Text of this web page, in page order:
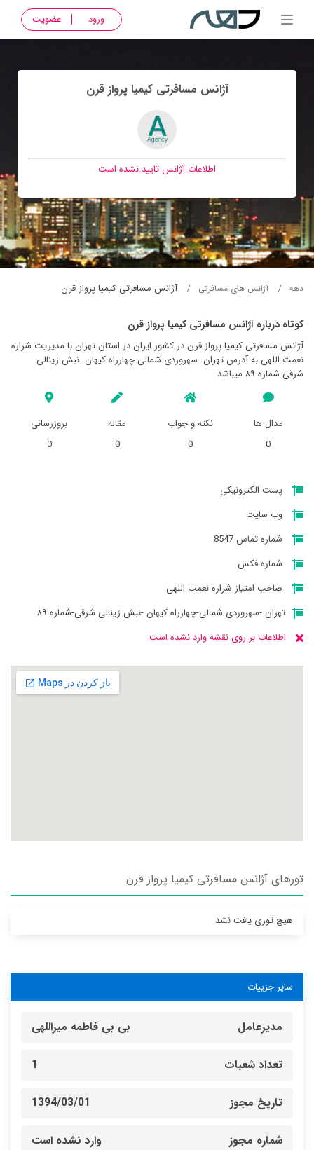
ورود عضویت
آژانس مسافرتی کيميا پرواز قرن
اطلاعات آژانس تایید نشده است
دهه آژانس های مسافرتی آژانس مسافرتی کيميا پرواز قرن
کوتاه درباره آژانس مسافرتی کيميا پرواز قرن
آژانس مسافرتی کيميا پرواز قرن در کشور ایران در استان تهران با مدیریت شراره
نعمت اللهی به آدرس تهران -سهروردی شمالی-چهارراه کیهان -نبش زینالی
شرقی-شماره ۸۹ میباشد
مدال ها
0
نکته و جواب
0
مقاله
0
بروزرسانی
0
پست الکترونیکی
وب سایت
شماره تماس 8547
شماره فکس
صاحب امتیاز شراره نعمت اللهی
تهران -سهروردی شمالی-چهارراه کیهان -نبش زینالی شرقی-شماره ۸۹
اطلاعات بر روی نقشه وارد نشده است
تورهای آژانس مسافرتی کيميا پرواز قرن
هیچ توری یافت نشد
سایر جزییات
مدیرعامل بی بی فاطمه میراللهی
تعداد شعبات 1
تاریخ مجوز 1394/03/01
شماره مجوز وارد نشده است